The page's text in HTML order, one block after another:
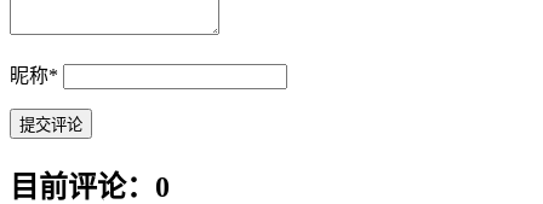
昵称*
目前评论：0